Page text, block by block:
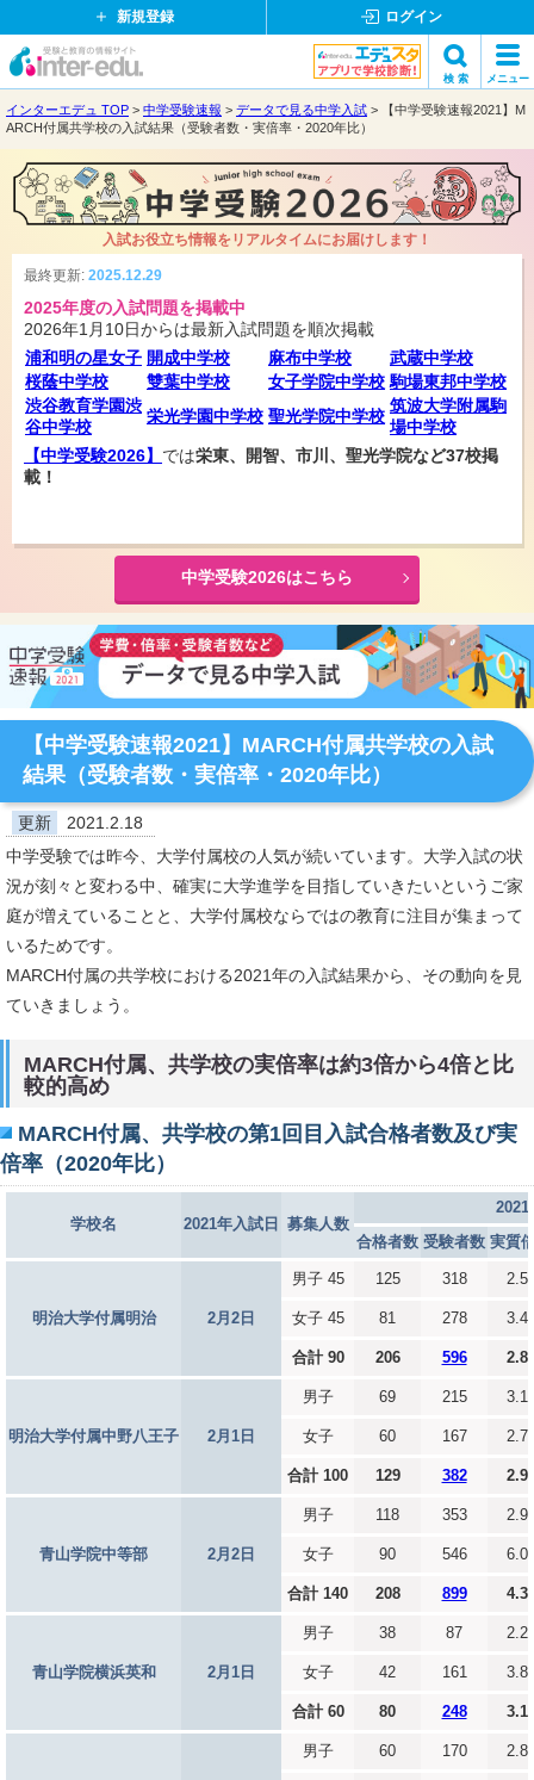
新規登録 ログイン
受
と
育
の
情
報
サ
イ
ト
検 索 メニュー
検索
閉
る
インターエデュ TOP 中学受験速報 データで見る中学入試
【中学受験速報2021】M
ARCH付属共学校の入試結果（受験者数・実倍率・2020年比）
入試お役立ち情報をリアルタイムにお届けします！
最終更新: 2025.12.29
2025年度の入試問題を掲載中
2026年1月10日からは最新入試問題を順次掲載
浦和明の星女子 開成中学校 麻布中学校
武蔵中学校
桜蔭中学校
雙葉中学校 女子学院中学校 駒場東邦中学校
渋谷教育学園渋
谷中学校
栄光学園中学校 聖光学院中学校
筑波大学附属駒
場中学校
【中学受験2026】 では栄東、開智、市川、聖光学院など37校掲
載！
中学受験2026はこちら
【中学受験速報2021】MARCH付属共学校の入試
結果（受験者数・実倍率・2020年比）
更新
2021.2.18
中学受験では昨今、大学付属校の人気が続いています。大学入試の状
況が刻々と変わる中、確実に大学進学を目指していきたいというご家
庭が増えていることと、大学付属校ならではの教育に注目が集まって
いるためです。
MARCH付属の共学校における2021年の入試結果から、その動向を見
ていきましょう。
MARCH付属、共学校の実倍率は約3倍から4倍と比
較的高め
MARCH付属、共学校の第1回目入試合格者数及び実
倍率（2020年比）
学校名 2021年入試日 募集人数
2021
合格者数 受験者数 実質
明治大学付属明治 2月2日
男子 45 125 318
女子 45 81 278
合計 90 206 596
明治大学付属中野八王子 2月1日
男子 69 215
女子 60 167
合計 100 129 382
青山学院中等部 2月2日
男子 118 353
女子 90 546
合計 140 208 899
青山学院横浜英和 2月1日
男子 38 87
女子 42 161
合計 60 80 248
男子 60 170